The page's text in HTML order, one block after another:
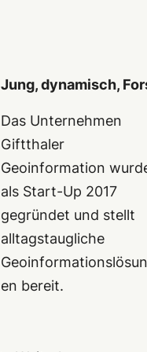
Jung, dynamisch,
Das Unternehmen
Giftthaler
Geoinformation
als Start-Up 2017
gegründet und stellt
alltagstaugliche
en bereit.